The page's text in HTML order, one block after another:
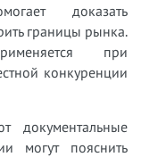
доказать
границы рынка.
при
конкуренции
документальные
могут пояснить